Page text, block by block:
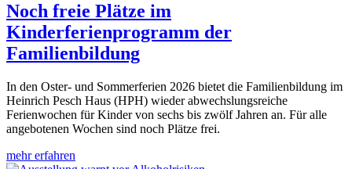
Noch freie Plätze im
Kinderferienprogramm der
Familienbildung
In den Oster- und Sommerferien 2026 bietet die Familienbildung im
Heinrich Pesch Haus (HPH) wieder abwechslungsreiche
Ferienwochen für Kinder von sechs bis zwölf Jahren an. Für alle
angebotenen Wochen sind noch Plätze frei.
mehr erfahren